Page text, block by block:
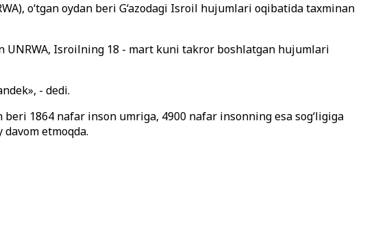
o‘tgan oydan beri G‘azodagi Isroil hujumlari oqibatida taxminan
UNRWA, Isroilning 18 - mart kuni takror boshlatgan hujumlari
- dedi.
1864 nafar inson umriga, 4900 nafar insonning esa sog‘ligiga
etmoqda.